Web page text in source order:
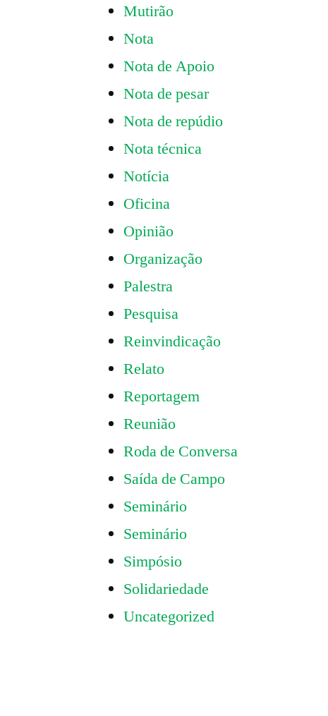
Mutirão
Nota
Nota de Apoio
Nota de pesar
Nota de repúdio
Nota técnica
Notícia
Oficina
Opinião
Organização
Palestra
Pesquisa
Reinvindicação
Relato
Reportagem
Reunião
Roda de Conversa
Saída de Campo
Seminário
Seminário
Simpósio
Solidariedade
Uncategorized